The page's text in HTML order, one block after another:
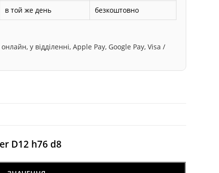
в той же день безкоштовно
у відділенні, Apple Pay, Google Pay, Visa /
D12 h76 d8